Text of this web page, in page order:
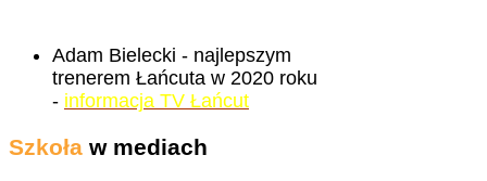
Adam Bielecki - najlepszym
trenerem Łańcuta w 2020 roku
- informacja TV Łańcut
Szkoła w mediach